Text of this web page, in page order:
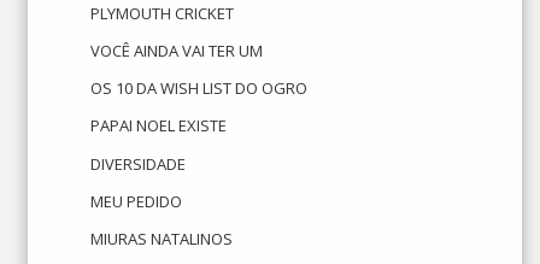
PLYMOUTH CRICKET
VOCÊ AINDA VAI TER UM
OS 10 DA WISH LIST DO OGRO
PAPAI NOEL EXISTE
DIVERSIDADE
MEU PEDIDO
MIURAS NATALINOS